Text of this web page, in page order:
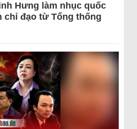
Hưng làm nhục quốc
chỉ đạo từ Tổng thống